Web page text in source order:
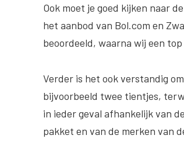
Ook moet je goed kijken naar
het aanbod van Bol.com en
beoordeeld, waarna wij een
Verder is het ook verstandig om
bijvoorbeeld twee tientjes,
in ieder geval afhankelijk van
pakket en van de merken van